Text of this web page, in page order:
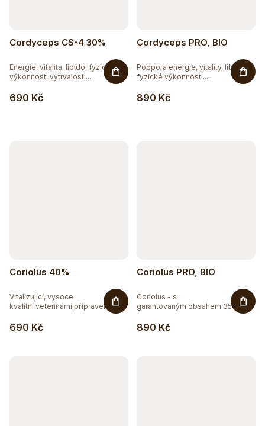
Cordyceps CS-4 30%
690 Kč
Energie, vitalita, libido, fyzická
výkonnost, vytrvalost....
Cordyceps PRO, BIO
890 Kč
Podpora energie, vitality, libida,
fyzické výkonnosti....
Těžko po jídle?
Coriolus 40%
690 Kč
Vitalizující, vysoce
kvalitní veterinární přípravek....
Coriolus PRO, BIO
890 Kč
Coriolus - s
garantovaným obsahem 35%